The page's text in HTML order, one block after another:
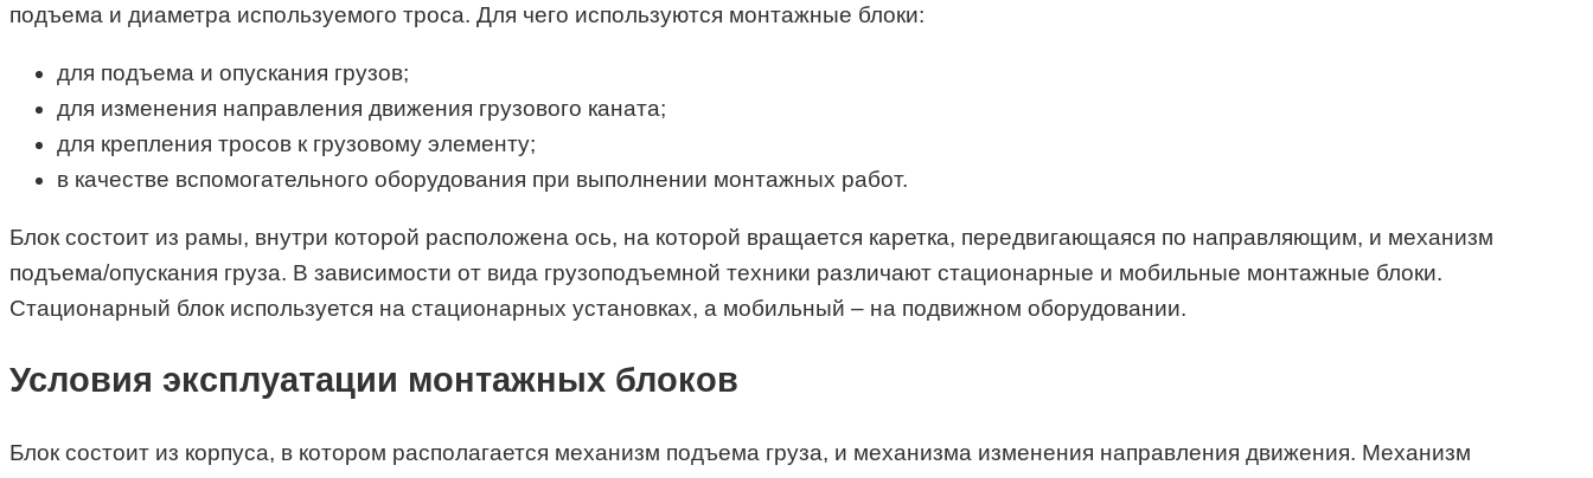
подъема и диаметра используемого троса. Для чего используются монтажные блоки:
для подъема и опускания грузов;
для изменения направления движения грузового каната;
для крепления тросов к грузовому элементу;
в качестве вспомогательного оборудования при выполнении монтажных работ.
Блок состоит из рамы, внутри которой расположена ось, на которой вращается каретка, передвигающаяся по направляющим, и механизм
подъема/опускания груза. В зависимости от вида грузоподъемной техники различают стационарные и мобильные монтажные блоки.
Стационарный блок используется на стационарных установках, а мобильный – на подвижном оборудовании.
Условия эксплуатации монтажных блоков
Блок состоит из корпуса, в котором располагается механизм подъема груза, и механизма изменения направления движения. Механизм